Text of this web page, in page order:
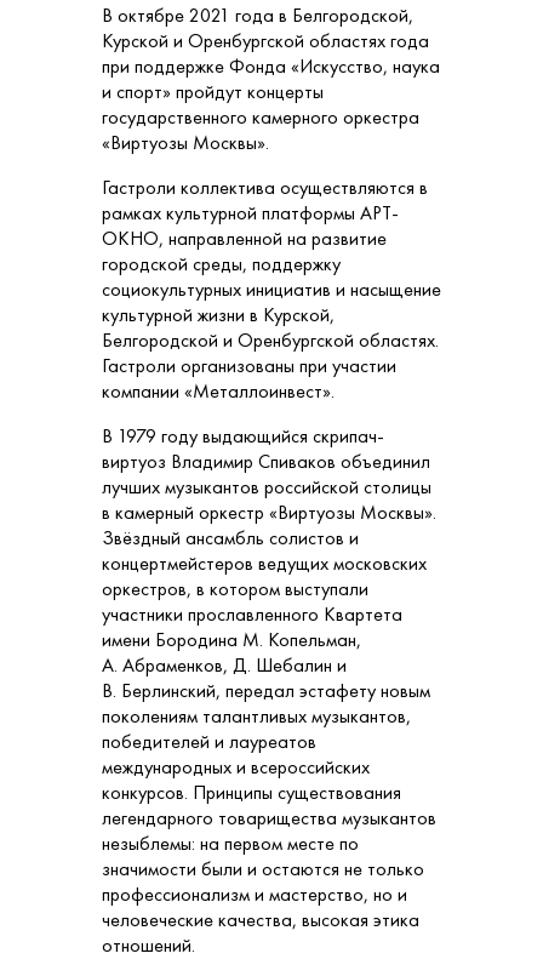
В октябре 2021 года в Белгородской,
Курской и Оренбургской областях года
при поддержке Фонда «Искусство, наука
и спорт» пройдут концерты
государственного камерного оркестра
«Виртуозы Москвы».
Гастроли коллектива осуществляются в
рамках культурной платформы АРТ-
ОКНО, направленной на развитие
городской среды, поддержку
социокультурных инициатив и насыщение
культурной жизни в Курской,
Белгородской и Оренбургской областях.
Гастроли организованы при участии
компании «Металлоинвест».
В 1979 году выдающийся скрипач-
виртуоз Владимир Спиваков объединил
лучших музыкантов российской столицы
в камерный оркестр «Виртуозы Москвы».
Звёздный ансамбль солистов и
концертмейстеров ведущих московских
оркестров, в котором выступали
участники прославленного Квартета
имени Бородина М. Копельман,
А. Абраменков, Д. Шебалин и
В. Берлинский, передал эстафету новым
поколениям талантливых музыкантов,
победителей и лауреатов
международных и всероссийских
конкурсов. Принципы существования
легендарного товарищества музыкантов
незыблемы: на первом месте по
значимости были и остаются не только
профессионализм и мастерство, но и
человеческие качества, высокая этика
отношений.